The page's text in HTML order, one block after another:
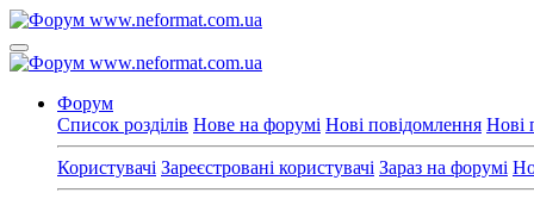
Форум
Список розділів Нове на форумі Нові повідомлення Нові
Користувачі Зареєстровані користувачі Зараз на форумі